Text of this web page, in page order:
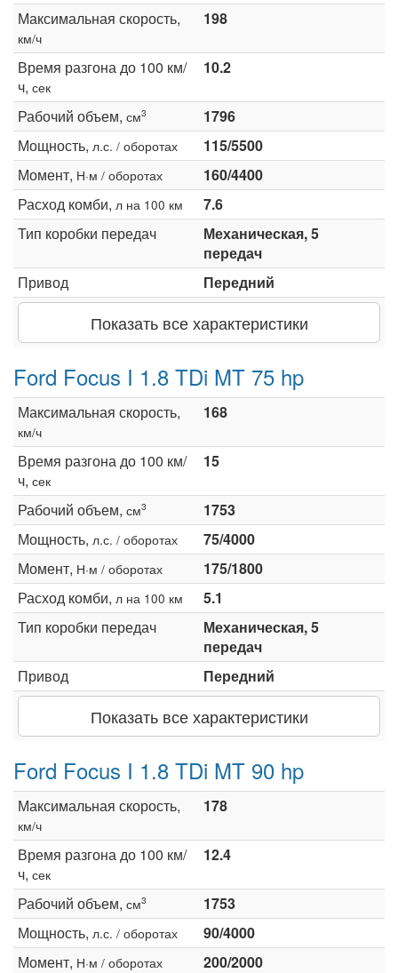
Максимальная скорость,
км/ч
198
Время разгона до 100 км/
ч, сек
10.2
Рабочий объем, см3
1796
Мощность, л.с. / оборотах
115/5500
Момент, Н·м / оборотах
160/4400
Расход комби, л на 100 км
7.6
Тип коробки передач
Механическая, 5
передач
Привод
Передний
Показать все характеристики
Ford Focus I 1.8 TDi MT 75 hp
Максимальная скорость,
км/ч
168
Время разгона до 100 км/
ч, сек
15
Рабочий объем, см3
1753
Мощность, л.с. / оборотах
75/4000
Момент, Н·м / оборотах
175/1800
Расход комби, л на 100 км
5.1
Тип коробки передач
Механическая, 5
передач
Привод
Передний
Показать все характеристики
Ford Focus I 1.8 TDi MT 90 hp
Максимальная скорость,
км/ч
178
Время разгона до 100 км/
ч, сек
12.4
Рабочий объем, см3
1753
Мощность, л.с. / оборотах
90/4000
Момент, Н·м / оборотах
200/2000